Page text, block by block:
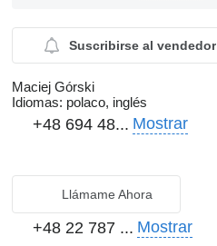
Suscribirse al vendedor
Maciej Górski
Idiomas: polaco, inglés
+48 694 48... Mostrar
Llámame Ahora
+48 22 787 ... Mostrar